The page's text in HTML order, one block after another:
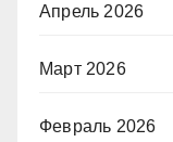
Апрель 2026
Март 2026
Февраль 2026